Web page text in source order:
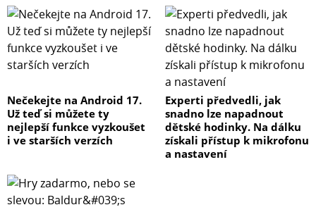
Nečekejte na Android 17.
Už teď si můžete ty
nejlepší funkce vyzkoušet
i ve starších verzích
Experti předvedli, jak
snadno lze napadnout
dětské hodinky. Na dálku
získali přístup k mikrofonu
a nastavení